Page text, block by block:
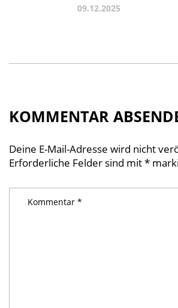
09.12.2025
KOMMENTAR
Deine E-Mail-Adresse wird nicht
Erforderliche Felder sind mit*